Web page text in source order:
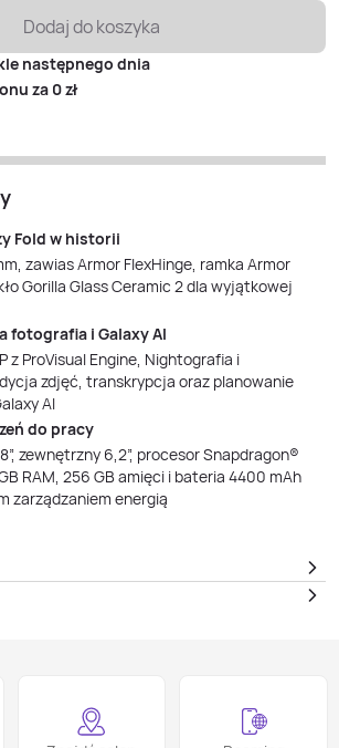
Dodaj do koszyka
następnego dnia
za 0 zł
Fold w historii
zawias Armor FlexHinge, ramka Armor
Gorilla Glass Ceramic 2 dla wyjątkowej
fotografia i Galaxy AI
z ProVisual Engine, Nightografia i
zdjęć, transkrypcja oraz planowanie
AI
do pracy
zewnętrzny 6,2”, procesor Snapdragon®
RAM, 256 GB amięci i bateria 4400 mAh
zarządzaniem energią